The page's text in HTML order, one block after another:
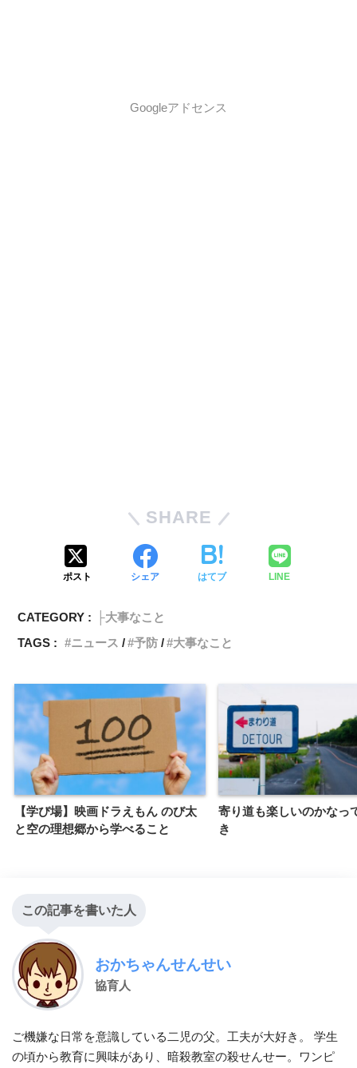
Googleアドセンス
SHARE
ポスト シェア はてブ LINE
CATEGORY :
├大事なこと
TAGS :
ニュース 予防 大事なこと
【学び場】映画ドラえもん のび太
と空の理想郷から学べること
寄り道も楽しいのかなっ
き
この記事を書いた人
おかちゃんせんせい
協育人
ご機嫌な日常を意識している二児の父。工夫が大好き。 学生
の頃から教育に興味があり、暗殺教室の殺せんせー。ワンピ